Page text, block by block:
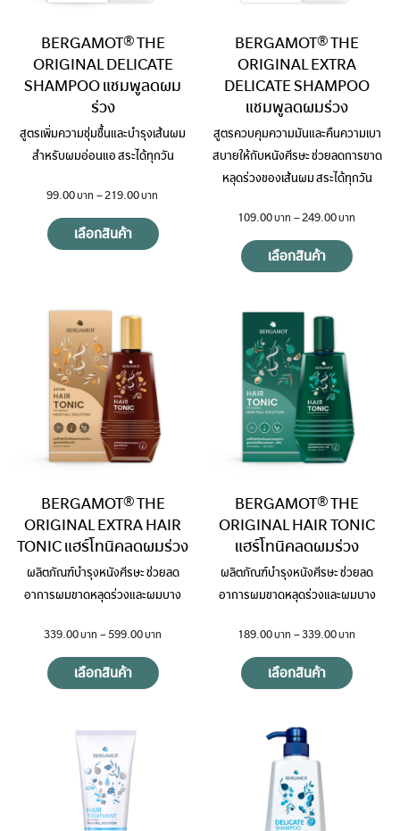
BERGAMOT® THE
ORIGINAL DELICATE
SHAMPOO แชมพูลดผม
ร่วง
สูตรเพิ่มความชุ่มชื้นและบำรุงเส้นผม
สำหรับผมอ่อนแอ สระได้ทุกวัน
99.00 –219.00
เลือกสินค้า
BERGAMOT® THE
ORIGINAL EXTRA
DELICATE SHAMPOO
แชมพูลดผมร่วง
สูตรควบคุมความมันและคืนความเบา
สบายให้กับหนังศีรษะ ช่วยลดการขาด
หลุดร่วงของเส้นผม สระได้ทุกวัน
109.00 –249.00
เลือกสินค้า
BERGAMOT® THE
ORIGINAL EXTRA HAIR
TONIC แฮร์โทนิคลดผมร่วง
ผลิตภัณฑ์บำรุงหนังศีรษะ ช่วยลด
อาการผมขาดหลุดร่วงและผมบาง
339.00 –599.00
เลือกสินค้า
BERGAMOT® THE
ORIGINAL HAIR TONIC
แฮร์โทนิคลดผมร่วง
ผลิตภัณฑ์บำรุงหนังศีรษะ ช่วยลด
อาการผมขาดหลุดร่วงและผมบาง
189.00 –339.00
เลือกสินค้า